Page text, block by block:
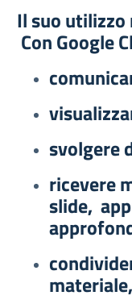
Il suo
Con Google
svolgere
ricevere
slide,